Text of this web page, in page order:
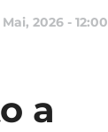
2026 - 12:00
a